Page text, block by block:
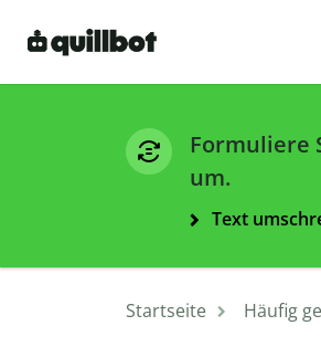
Formuliere
um.
Text
Startseite Häufig